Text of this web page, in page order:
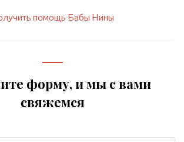
помощь Бабы Нины
форму, и мы с вами
свяжемся